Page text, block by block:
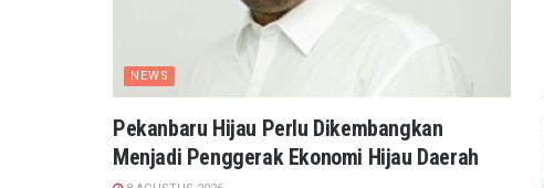
NEWS
Pekanbaru Hijau Perlu Dikembangkan
Menjadi Penggerak Ekonomi Hijau Daerah